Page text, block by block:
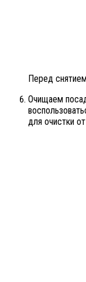
Перед
Очищаем
для очистки